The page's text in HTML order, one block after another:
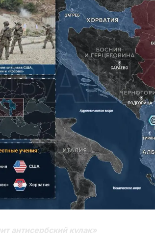
антисербский кулак»